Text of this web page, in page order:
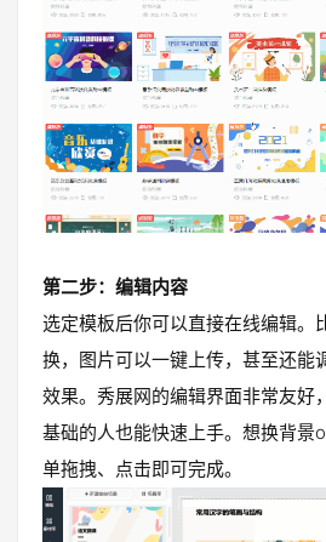
第二步：编辑内容
选定模板后你可以直接在线编辑。
换，图片可以一键上传，甚至还能
效果。秀展网的编辑界面非常友好
基础的人也能快速上手。想换背景
单拖拽、点击即可完成。